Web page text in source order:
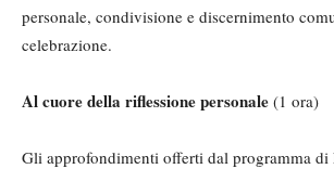
personale, condivisione e discernimento
celebrazione.
Al cuore della riflessione personale (1 ora)
Gli approfondimenti offerti dal programma di